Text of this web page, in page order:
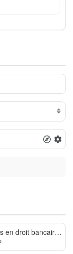
en droit bancaire,